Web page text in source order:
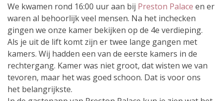
We kwamen rond 16:00 uur aan bij Preston Palace en er
waren al behoorlijk veel mensen. Na het inchecken
gingen we onze kamer bekijken op de 4e verdieping.
Als je uit de lift komt zijn er twee lange gangen met
kamers. Wij hadden een van de eerste kamers in de
rechtergang. Kamer was niet groot, dat wisten we van
tevoren, maar het was goed schoon. Dat is voor ons
het belangrijkste.